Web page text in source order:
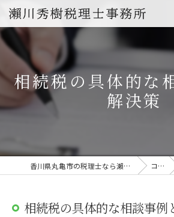
相続税の具体的な
解決策
香川県丸亀市の税理士なら瀨川秀樹税理士事務所 コラム
相続税の具体的な相談事例